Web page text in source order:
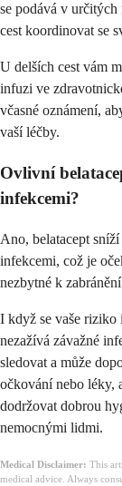
se podává v určitých
cest koordinovat se
U delších cest vám
infuzi ve
včasné oznámení,
vaší léčby.
Ovlivní
infekcemi?
Ano, belatacept
infekcemi, což je
nezbytné k
I když se vaše riziko
nezažívá závažné
sledovat a může
očkování nebo léky,
dodržovat dobrou
nemocnými lidmi.
Medical Disclaimer: This
medical advice. Always